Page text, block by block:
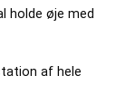
holde øje med
af hele